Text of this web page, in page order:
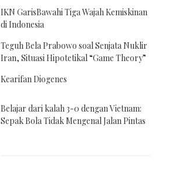
IKN GarisBawahi Tiga Wajah Kemiskinan
di Indonesia
Teguh Bela Prabowo soal Senjata Nuklir
Iran, Situasi Hipotetikal “Game Theory”
Kearifan Diogenes
Belajar dari kalah 3-0 dengan Vietnam:
Sepak Bola Tidak Mengenal Jalan Pintas